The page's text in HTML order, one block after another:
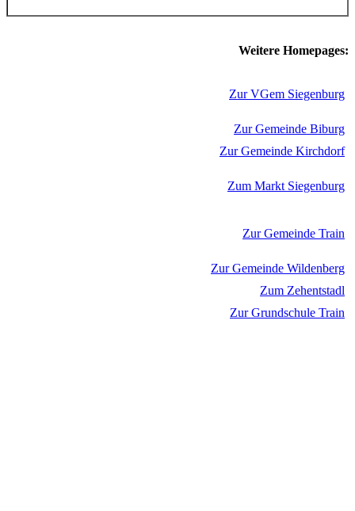
Weitere Homepages:
Zur VGem Siegenburg
Zur Gemeinde Biburg
Zur Gemeinde Kirchdorf
Zum Markt Siegenburg
Zur Gemeinde Train
Zur Gemeinde Wildenberg
Zum Zehentstadl
Zur Grundschule Train